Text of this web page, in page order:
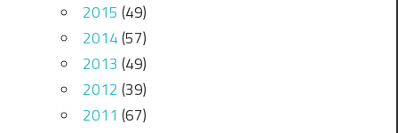
2015 (49)
2014(57)
2013 (49)
2012 (39)
2011 (67)